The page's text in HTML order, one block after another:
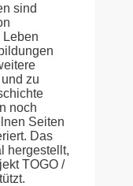
sind
Leben
zu
noch
Seiten
Das
hergestellt,
TOGO /